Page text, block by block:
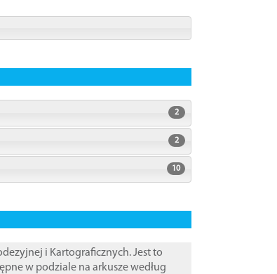
2
2
10
i Kartograficznych. Jest to
w podziale na arkusze według